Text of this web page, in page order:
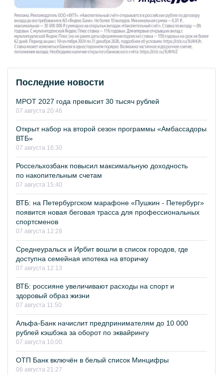
Последние новости
МРОТ 2027 года превысит 30 тысяч рублей
07 августа 20:46
Открыт набор на второй сезон программы «Амбассадоры
ВТБ»
07 августа 16:30
Россельхозбанк повысил максимальную доходность
по накопительным счетам
07 августа 15:40
ВТБ: на Петербургском марафоне «Пушкин - Петербург»
появится новая беговая трасса для профессиональных
спортсменов
07 августа 12:28
Среднеуральск и Ирбит вошли в список городов, где
доступна семейная ипотека на вторичку
07 августа 12:13
ВТБ: россияне увеличивают расходы на спорт и
здоровый образ жизни
07 августа 11:50
Альфа-Банк начислит предпринимателям до 10 000
рублей кэшбэка за оборот по эквайрингу
07 августа 10:00
ОТП Банк включён в белый список Минцифры
06 августа 21:27